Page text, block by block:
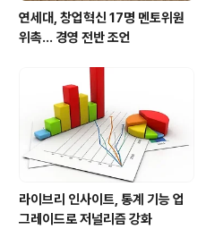
연세대, 창업혁신 17명 멘토위원
위촉… 경영 전반 조언
라이브리 인사이트, 통계 기능 업
그레이드로 저널리즘 강화